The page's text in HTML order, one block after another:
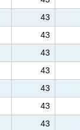
43
43
43
43
43
43
43